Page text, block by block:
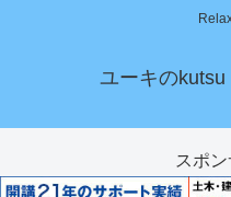
ユーキのkutsu
スポ